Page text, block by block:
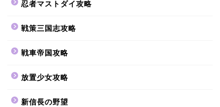
忍者マストダイ攻略
戦策三国志攻略
戦車帝国攻略
放置少女攻略
新信長の野望